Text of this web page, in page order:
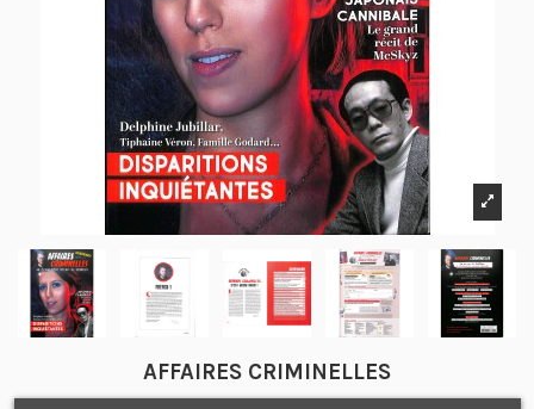
AFFAIRES CRIMINELLES